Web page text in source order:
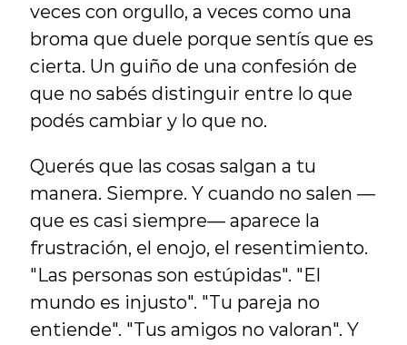
veces con orgullo, a veces como una
broma que duele porque sentís que es
cierta. Un guiño de una confesión de
que no sabés distinguir entre lo que
podés cambiar y lo que no.
Querés que las cosas salgan a tu
manera. Siempre. Y cuando no salen —
que es casi siempre— aparece la
frustración, el enojo, el resentimiento.
"Las personas son estúpidas". "El
mundo es injusto". "Tu pareja no
entiende". "Tus amigos no valoran". Y